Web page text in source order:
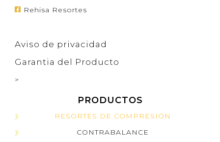
Rehisa Resortes
Aviso de privacidad
Garantia del Producto
>
PRODUCTOS
RESORTES DE COMPRESIÓN
CONTRABALANCE